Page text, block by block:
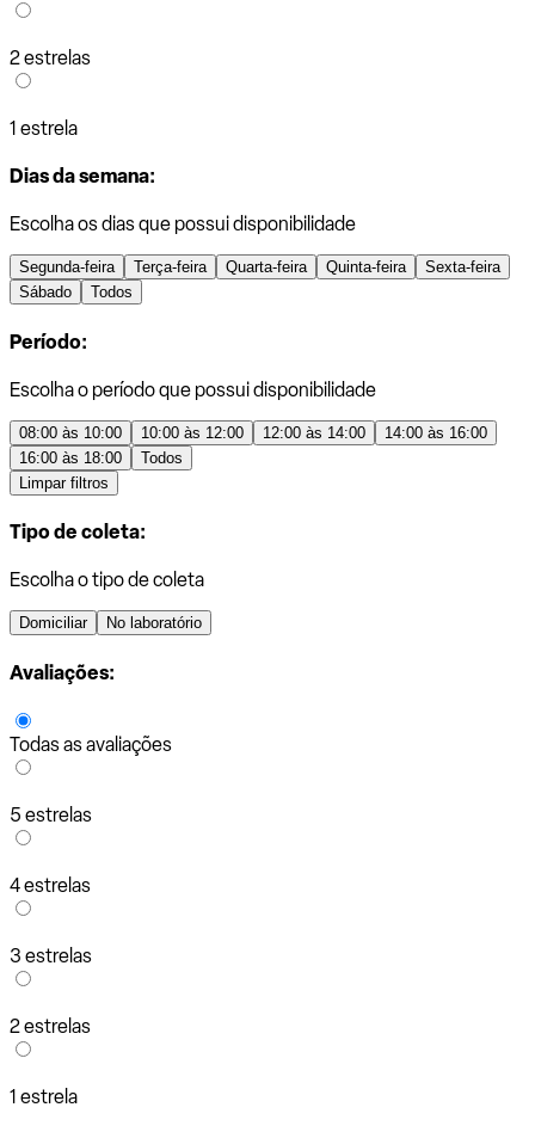
2 estrelas
1 estrela
Dias da semana:
Escolha os dias que possui disponibilidade
Segunda-feira Terça-feira Quarta-feira Quinta-feira
Sexta-feira
Sábado
Todos
Período:
Escolha o período que possui disponibilidade
08:00 às 10:00 10:00 às 12:00 12:00 às 14:00
14:00 às 16:00
16:00 às 18:00
Todos
Limpar filtros
Tipo de coleta:
Escolha o tipo de coleta
Domiciliar No laboratório
Avaliações:
Todas as avaliações
5 estrelas
4 estrelas
3 estrelas
2 estrelas
1 estrela